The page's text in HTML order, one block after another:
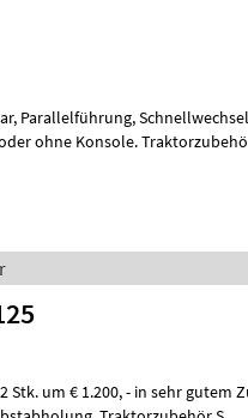
Parallelführung,
ohne Konsole.